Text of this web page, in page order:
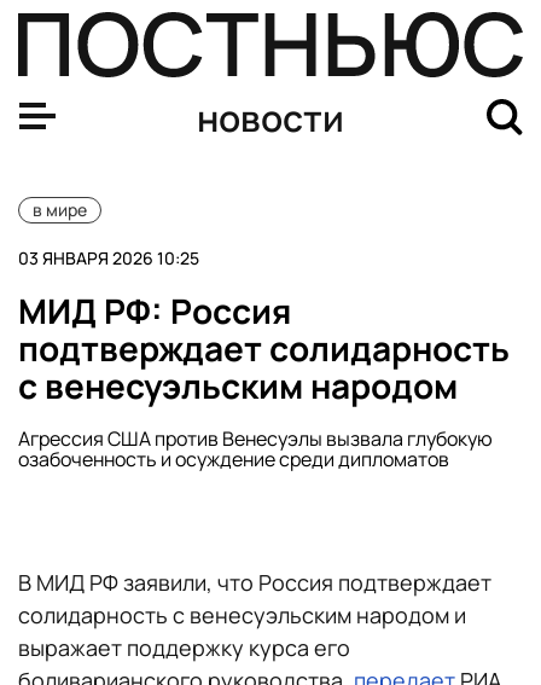
новости
в мире
03 ЯНВАРЯ 2026 10:25
МИД РФ: Россия
подтверждает солидарность
с венесуэльским народом
Агрессия США против Венесуэлы вызвала глубокую
озабоченность и осуждение среди дипломатов
В МИД РФ заявили, что Россия подтверждает
солидарность с венесуэльским народом и
выражает поддержку курса его
Мадуро захватили бойцы американского элитного